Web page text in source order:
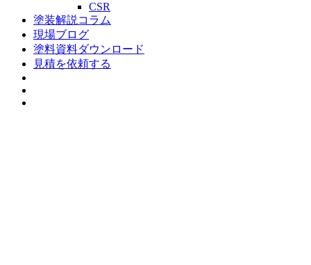
CSR
塗装解説コラム
現場ブログ
塗料資料ダウンロード
見積を依頼する